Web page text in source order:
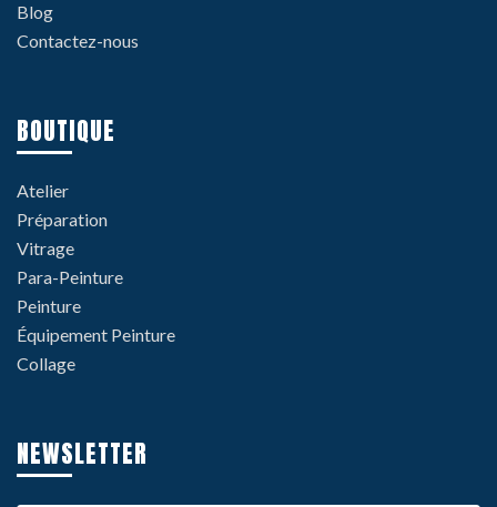
Blog
Contactez-nous
BOUTIQUE
Atelier
Préparation
Vitrage
Para-Peinture
Peinture
Équipement Peinture
Collage
NEWSLETTER